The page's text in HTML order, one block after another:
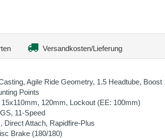
Versandkosten/Lieferung
Agile Ride Geometry, 1.5 Headtube,
Points
120mm, Lockout (EE: 100mm)
11-Speed
Direct Attach, Rapidfire-Plus
Brake (180/180)